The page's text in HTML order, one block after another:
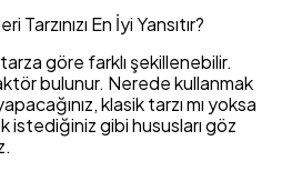
Tarzınızı En İyi Yansıtır?
göre farklı şekillenebilir.
bulunur. Nerede kullanmak
klasik tarzı mı yoksa
istediğiniz gibi hususları göz